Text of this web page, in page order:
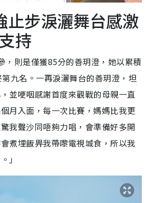
止步淚灑舞台感激
持
，則是僅獲85分的善玥澄，她以累積
九名。一再淚灑舞台的善玥澄，坦
並哽咽感謝首度來觀戰的母親一直
月入面，每一次比賽，媽媽比我更
我聲沙同唔夠力唱，會準備好多開
煮埋飯畀我帶嚟電視城食，所以我
」